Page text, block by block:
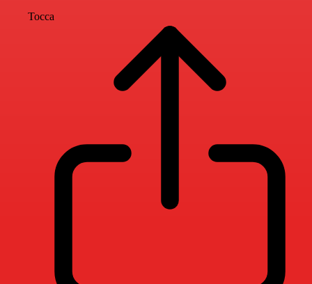
Tocca